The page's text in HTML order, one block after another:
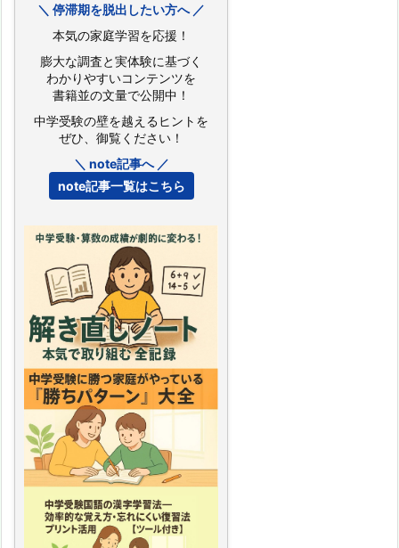
＼ 停滞期を脱出したい方へ ／
本気の家庭学習を応援！
膨大な調査と実体験に基づく
わかりやすいコンテンツを
書籍並の文量で公開中！
中学受験の壁を越えるヒントを
ぜひ、御覧ください！
＼ note記事へ ／
note記事一覧はこちら